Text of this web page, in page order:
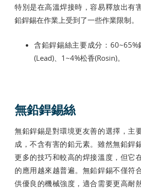
特別是在高溫焊接時，容易釋放出有
鉛銲錫在作業上受到了一些作業限制。
含鉛銲錫絲主要成分：60~65%
(Lead)、1~4%松香(Rosin)。
無鉛銲錫絲
無鉛銲錫是對環境更友善的選擇，主
成，不含有害的鉛元素。雖然無鉛銲
更多的技巧和較高的焊接溫度，但它
的應用越來越普遍。無鉛銲錫不僅符
供優良的機械強度，適合需要更高耐